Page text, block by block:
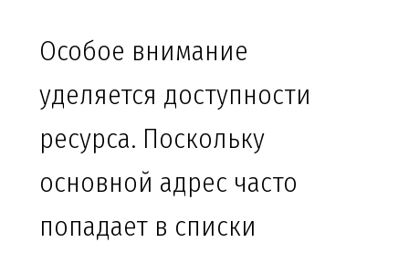
Особое внимание
уделяется доступности
ресурса. Поскольку
основной адрес часто
попадает в списки